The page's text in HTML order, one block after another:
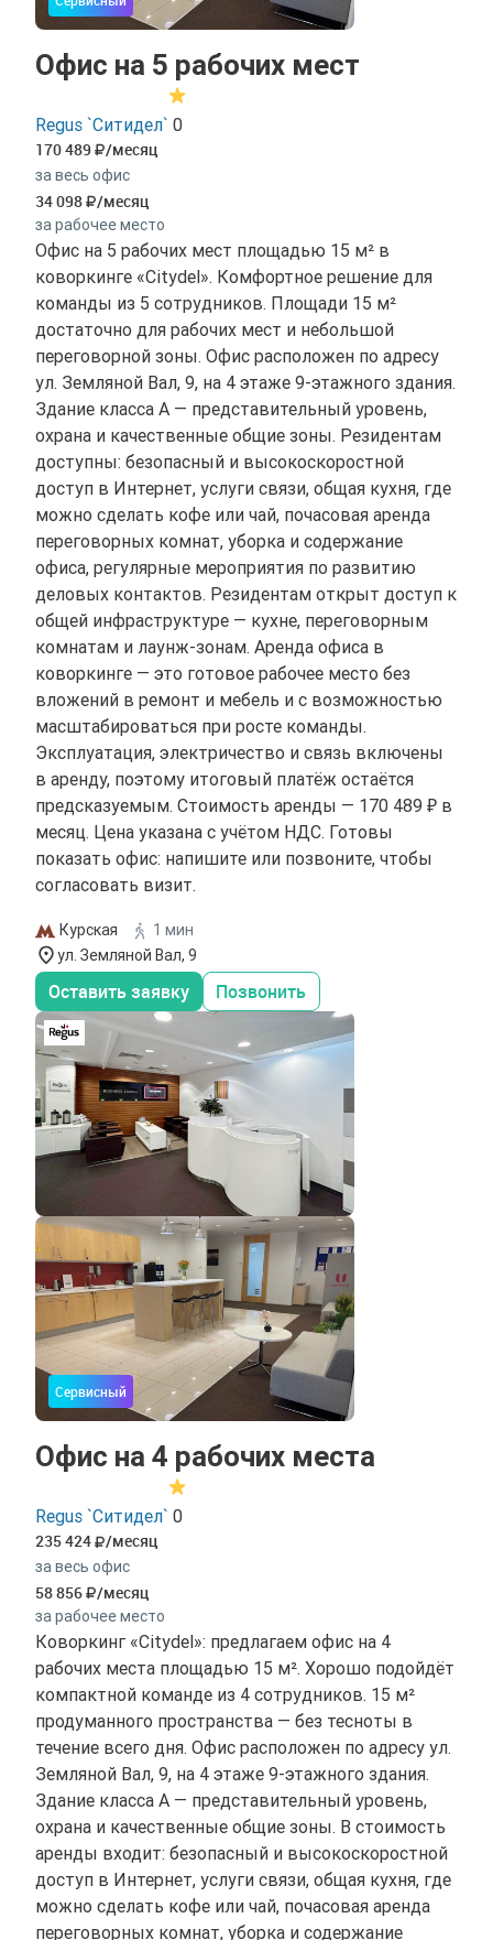
Офис на 5 рабочих мест
Regus `Ситидел` 0
170 489 /месяц
за весь офис
34 098 /месяц
за рабочее место
Офис на 5 рабочих мест площадью 15 м² в
коворкинге «Citydel». Комфортное решение для
команды из 5 сотрудников. Площади 15 м²
достаточно для рабочих мест и небольшой
переговорной зоны. Офис расположен по адресу
ул. Земляной Вал, 9, на 4 этаже 9-этажного здания.
Здание класса A — представительный уровень,
охрана и качественные общие зоны. Резидентам
доступны: безопасный и высокоскоростной
доступ в Интернет, услуги связи, общая кухня, где
можно сделать кофе или чай, почасовая аренда
переговорных комнат, уборка и содержание
офиса, регулярные мероприятия по развитию
деловых контактов. Резидентам открыт доступ к
общей инфраструктуре — кухне, переговорным
комнатам и лаунж-зонам. Аренда офиса в
коворкинге — это готовое рабочее место без
вложений в ремонт и мебель и с возможностью
масштабироваться при росте команды.
Эксплуатация, электричество и связь включены
в аренду, поэтому итоговый платёж остаётся
предсказуемым. Стоимость аренды — 170 489 ₽ в
месяц. Цена указана с учётом НДС. Готовы
показать офис: напишите или позвоните, чтобы
согласовать визит.
Курская
1 мин
ул. Земляной Вал, 9
Оставить заявку Позвонить
Сервисный
Офис на 4 рабочих места
Regus `Ситидел` 0
235 424 /месяц
за весь офис
58 856 /месяц
за рабочее место
Коворкинг «Citydel»: предлагаем офис на 4
рабочих места площадью 15 м². Хорошо подойдёт
компактной команде из 4 сотрудников. 15 м²
продуманного пространства — без тесноты в
течение всего дня. Офис расположен по адресу ул.
Земляной Вал, 9, на 4 этаже 9-этажного здания.
Здание класса A — представительный уровень,
охрана и качественные общие зоны. В стоимость
аренды входит: безопасный и высокоскоростной
доступ в Интернет, услуги связи, общая кухня, где
можно сделать кофе или чай, почасовая аренда
переговорных комнат, уборка и содержание